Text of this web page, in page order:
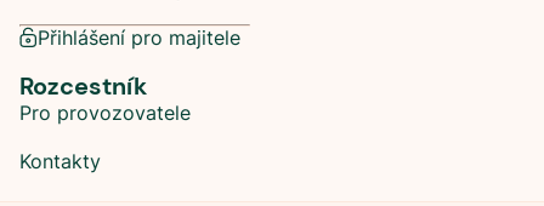
Přihlášení pro majitele
Rozcestník
Pro provozovatele
Kontakty